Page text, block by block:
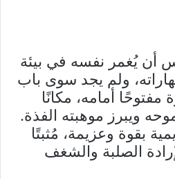
أن يُغمر نفسه في بيئة
ولم يجد سوى باب
مفتوحًا أمامه، مكانًا
ويبرز موهبته الفذة.
بقوة وعزيمة، مُثبتًا
الصلبة والشغف